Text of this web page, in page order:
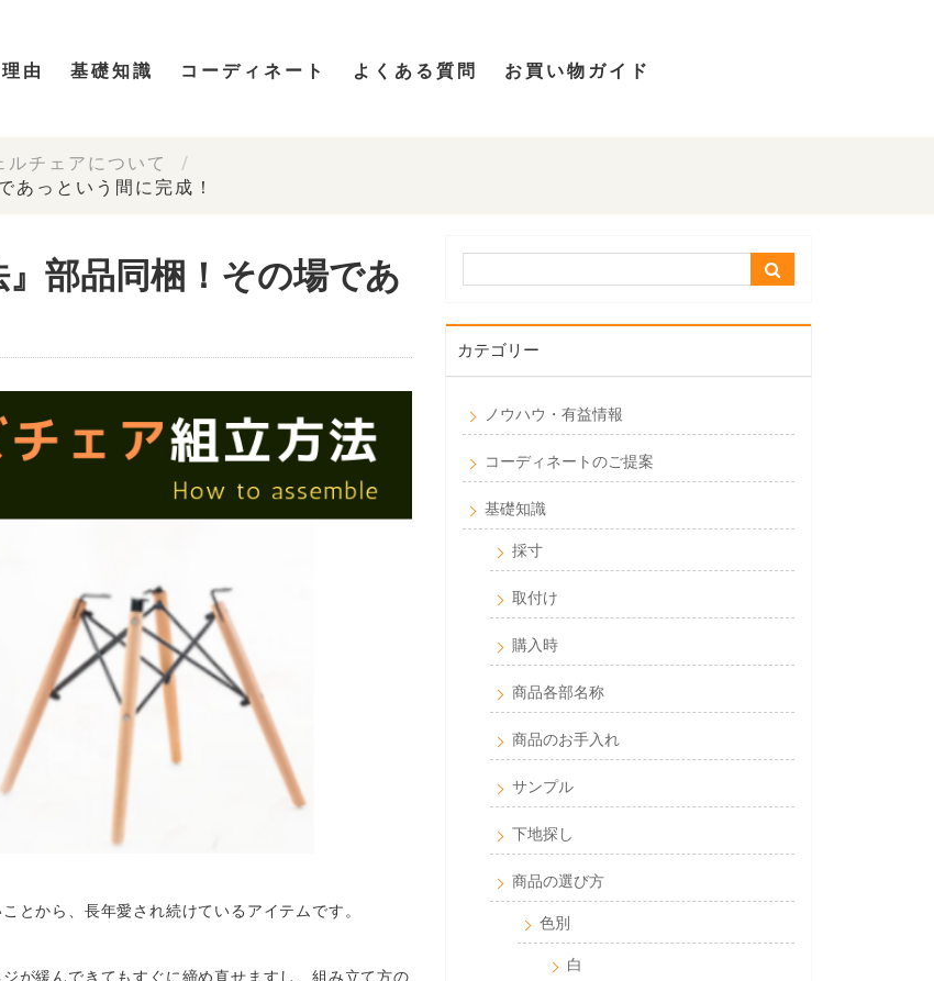
由 基礎知識 コーディネート よくある質問 お買い物ガイド
ルチェアについて
あっという間に完成！
』部品同梱！その場であ
とから、長年愛され続けているアイテムです。
が緩んできてもすぐに締め直せますし、組み立て方の
カテゴリー
ノウハウ・有益情報
コーディネートのご提案
基礎知識
採寸
取付け
購入時
商品各部名称
商品のお手入れ
サンプル
下地探し
商品の選び方
色別
白